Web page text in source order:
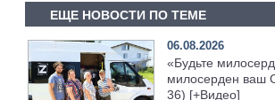
ЕЩЕ НОВОСТИ ПО ТЕМЕ
06.08.2026
«Будьте
милосерден ваш
36) [+Видео]